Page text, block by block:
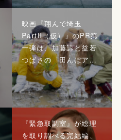
映画『翔んで埼玉
PartII（仮）』のPR第
一弾は、加藤諒と益若
つばさの「田んぼア…
『緊急取調室』が総理
を取り調べる完結編、